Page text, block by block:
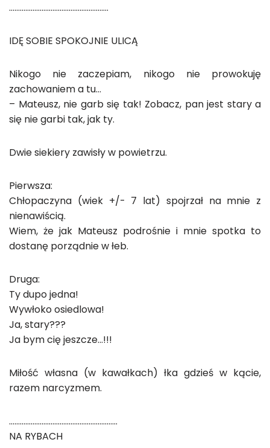
……………………………………………….
IDĘ SOBIE SPOKOJNIE ULICĄ
Nikogo nie zaczepiam, nikogo nie prowokuję
zachowaniem a tu…
– Mateusz, nie garb się tak! Zobacz, pan jest stary a
się nie garbi tak, jak ty.
Dwie siekiery zawisły w powietrzu.
Pierwsza:
Chłopaczyna (wiek +/- 7 lat) spojrzał na mnie z
nienawiścią.
Wiem, że jak Mateusz podrośnie i mnie spotka to
dostanę porządnie w łeb.
Druga:
Ty dupo jedna!
Wywłoko osiedlowa!
Ja, stary???
Ja bym cię jeszcze…!!!
Miłość własna (w kawałkach) łka gdzieś w kącie,
razem narcyzmem.
……………………………………………………
NA RYBACH